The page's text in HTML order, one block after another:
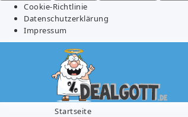
Cookie-Richtlinie
Datenschutzerklärung
Impressum
Startseite